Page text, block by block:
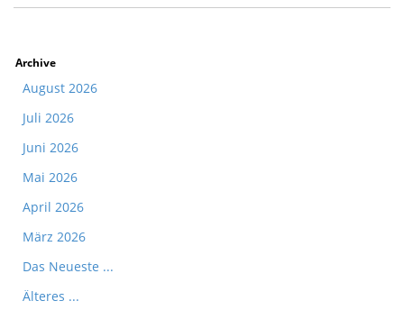
Archive
August 2026
Juli 2026
Juni 2026
Mai 2026
April 2026
März 2026
Das Neueste ...
Älteres ...